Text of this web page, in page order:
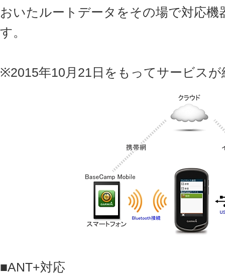
おいたルートデータをその場で対応機
す。
※2015年10月21日をもってサービス
■ANT+対応